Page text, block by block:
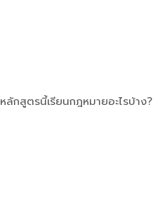
หลักสูตรนี้เรียนกฎหมายอะไรบ้าง?